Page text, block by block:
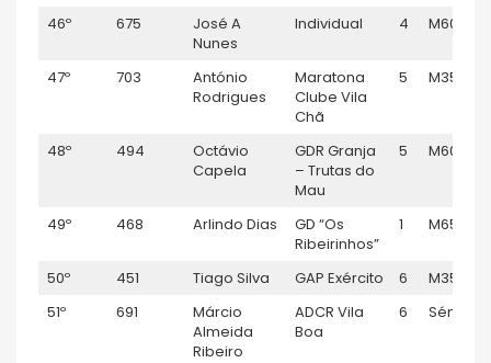
46º 675
José A
Nunes
Individual 4 M60
47º 703
António
Rodrigues
Maratona
Clube Vila
Chã
5 M35
48º 494
Octávio
Capela
GDR Granja
– Trutas do
Mau
5 M60
49º 468 Arlindo Dias
GD “Os
Ribeirinhos”
1 M65
50º 451 Tiago Silva GAP Exército 6
M35
51º
691
Márcio
Almeida
Ribeiro
ADCR Vila
Boa
6 Sénior M